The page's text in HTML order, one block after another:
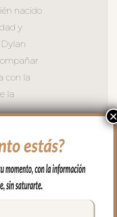
nacido
y
con la
la
crean
la
×